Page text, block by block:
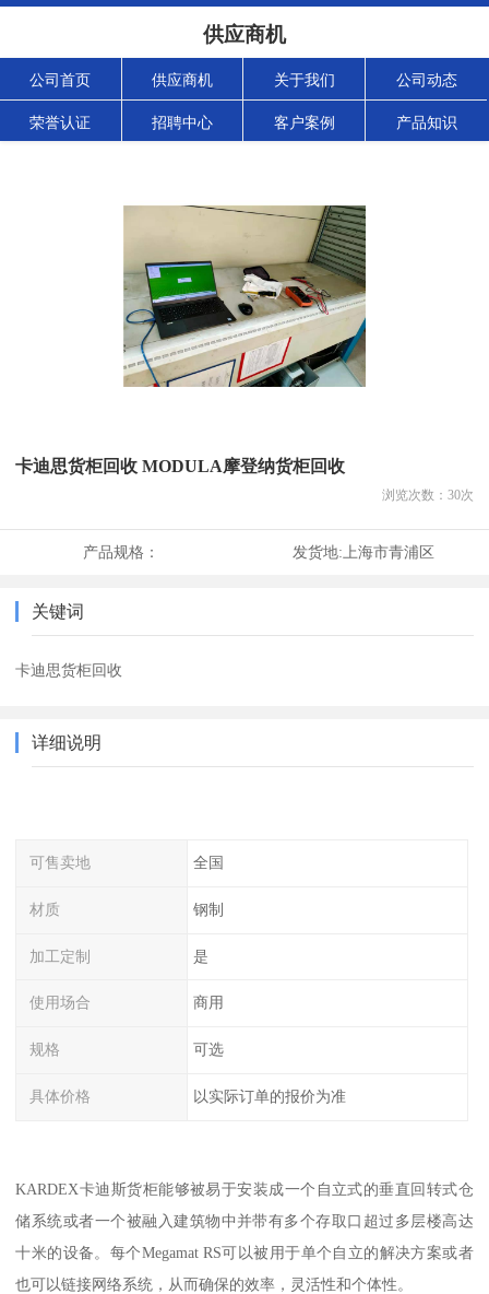
供应商机
公司首页 供应商机 关于我们 公司动态
荣誉认证 招聘中心 客户案例 产品知识
卡迪思货柜回收 MODULA摩登纳货柜回收
浏览次数： 30次
产品规格： 发货地: 上海市青浦区
关键词
卡迪思货柜回收
详细说明
可售卖地 全国
材质 钢制
加工定制 是
使用场合 商用
规格 可选
具体价格 以实际订单的报价为准
KARDEX卡迪斯货柜能够被易于安装成一个自立式的垂直回转式仓
储系统或者一个被融入建筑物中并带有多个存取口超过多层楼高达
十米的设备。每个Megamat RS可以被用于单个自立的解决方案或者
也可以链接网络系统，从而确保的效率，灵活性和个体性。